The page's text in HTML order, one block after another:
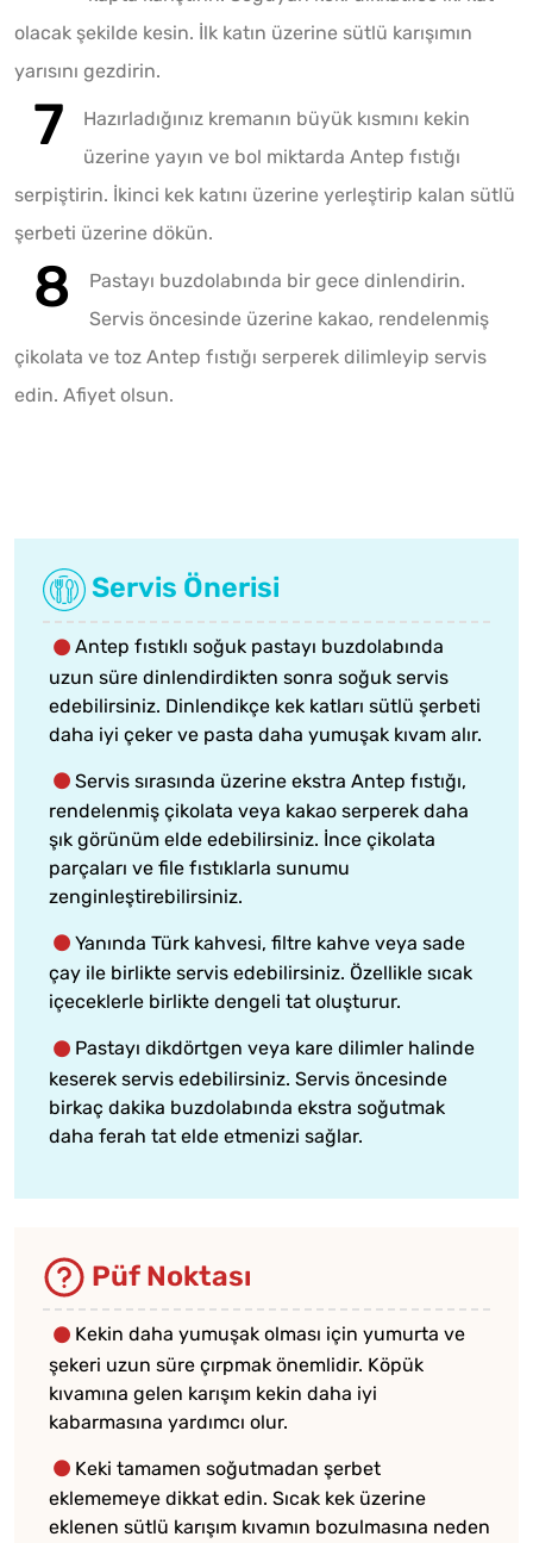
olacak şekilde kesin. İlk katın üzerine sütlü karışımın
yarısını gezdirin.
Hazırladığınız kremanın büyük kısmını kekin
üzerine yayın ve bol miktarda Antep fıstığı
serpiştirin. İkinci kek katını üzerine yerleştirip kalan sütlü
şerbeti üzerine dökün.
Pastayı buzdolabında bir gece dinlendirin.
Servis öncesinde üzerine kakao, rendelenmiş
çikolata ve toz Antep fıstığı serperek dilimleyip servis
edin. Afiyet olsun.
Servis Önerisi
Antep fıstıklı soğuk pastayı buzdolabında
uzun süre dinlendirdikten sonra soğuk servis
edebilirsiniz. Dinlendikçe kek katları sütlü şerbeti
daha iyi çeker ve pasta daha yumuşak kıvam alır.
Servis sırasında üzerine ekstra Antep fıstığı,
rendelenmiş çikolata veya kakao serperek daha
şık görünüm elde edebilirsiniz. İnce çikolata
parçaları ve file fıstıklarla sunumu
zenginleştirebilirsiniz.
Yanında Türk kahvesi, filtre kahve veya sade
çay ile birlikte servis edebilirsiniz. Özellikle sıcak
içeceklerle birlikte dengeli tat oluşturur.
Pastayı dikdörtgen veya kare dilimler halinde
keserek servis edebilirsiniz. Servis öncesinde
birkaç dakika buzdolabında ekstra soğutmak
daha ferah tat elde etmenizi sağlar.
Püf Noktası
Kekin daha yumuşak olması için yumurta ve
şekeri uzun süre çırpmak önemlidir. Köpük
kıvamına gelen karışım kekin daha iyi
kabarmasına yardımcı olur.
Keki tamamen soğutmadan şerbet
eklememeye dikkat edin. Sıcak kek üzerine
eklenen sütlü karışım kıvamın bozulmasına neden